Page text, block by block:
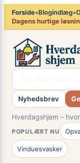
Spring
Forside•Blogindlæg•
Dagens hurtige
Nyhedsbrev
Hverdagshjem –
POPULÆRT NU
Vinduesvasker